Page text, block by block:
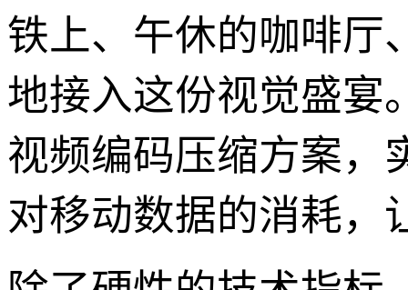
铁上、午休的咖啡厅
地接入这份视觉盛宴
视频编码压缩方案，
对移动数据的消耗，